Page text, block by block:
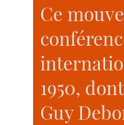
Ce
1950,
Guy